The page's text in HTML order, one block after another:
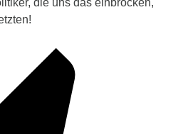
die uns das einbrocken,